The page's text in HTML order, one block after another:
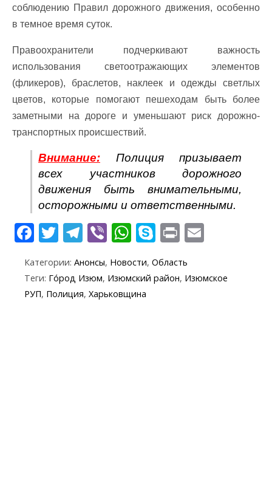
соблюдению Правил дорожного движения, особенно
в темное время суток.
Правоохранители подчеркивают важность
использования светоотражающих элементов
(фликеров), браслетов, наклеек и одежды светлых
цветов, которые помогают пешеходам быть более
заметными на дороге и уменьшают риск дорожно-
транспортных происшествий.
Внимание: Полиция призывает
всех участников дорожного
движения быть внимательными,
осторожными и ответственными.
F
e
b
T
itt
er
T
e
gr
Vi
er
W
at
s
S
k
y
Pr
t ai
Категории: Анонсы, Новости, Область
Теги: Го́род Изюм, Изюмский район, Изюмское
РУП, Полиция, Харьковщина